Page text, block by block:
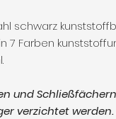
schwarz
7 Farben
und
verzichtet werden.